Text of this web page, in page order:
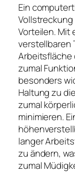
Ein
Vorteilen. Mit
verstellbaren
Arbeitsfläche
zumal
besonders
Haltung zu
zumal
minimieren.
langer
zu ändern,
zumal